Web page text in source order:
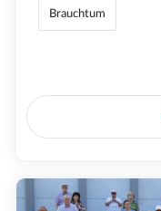
Brauchtum